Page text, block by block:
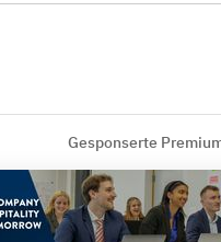
Gesponserte